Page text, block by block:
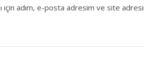
için adım, e-posta adresim ve site